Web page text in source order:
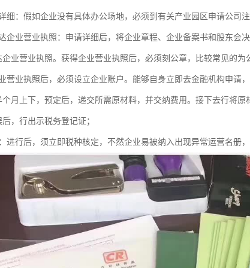
细：假如企业没有具体办公场地，必须到有关产业园区申请公司注
企业营业执照：申请详细后，将企业章程、企业备案书和股东会
业营业执照。获得企业营业执照后，必须刻公章，比较常见的为
营业执照后，必须设立企业账户。能够自身立即去金融机构申请
月上下，预定后，递交所需原材料，并交纳费用。接下去行将
，行出示税务登记证；
进行后，须立即税种核定，不然企业易被纳入出现异常运营名册